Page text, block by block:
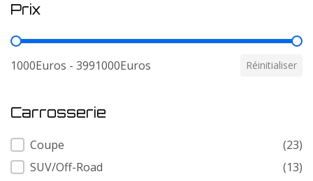
Prix
Prix
1000Euros - 3991000Euros Réinitialiser
Carrosserie
Carrosserie
Coupe
(23)
SUV/Off-Road
(13)